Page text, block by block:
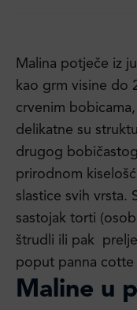
Malina potječe iz
kao grm visine do
crvenim
delikatne su
drugog
prirodnom
slastice svih vrsta.
sastojak torti
štrudli ili pak
poput panna cotte
Maline u